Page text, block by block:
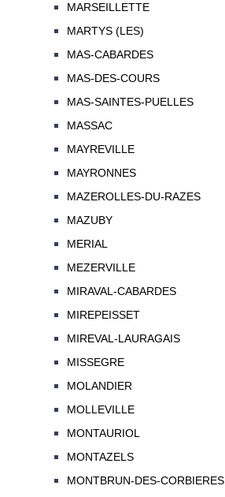
MARSEILLETTE
MARTYS (LES)
MAS-CABARDES
MAS-DES-COURS
MAS-SAINTES-PUELLES
MASSAC
MAYREVILLE
MAYRONNES
MAZEROLLES-DU-RAZES
MAZUBY
MERIAL
MEZERVILLE
MIRAVAL-CABARDES
MIREPEISSET
MIREVAL-LAURAGAIS
MISSEGRE
MOLANDIER
MOLLEVILLE
MONTAURIOL
MONTAZELS
MONTBRUN-DES-CORBIERES